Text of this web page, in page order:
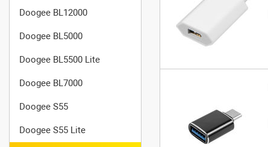
Doogee BL12000
Doogee BL5000
Doogee BL5500 Lite
Doogee BL7000
Doogee S55
Doogee S55 Lite